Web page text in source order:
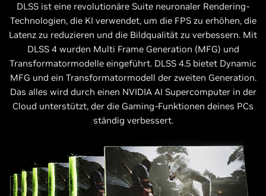
DLSS ist eine revolutionäre Suite neuronaler Rendering-
Technologien, die KI verwendet, um die FPS zu erhöhen, die
Latenz zu reduzieren und die Bildqualität zu verbessern. Mit
DLSS 4 wurden Multi Frame Generation (MFG) und
Transformatormodelle eingeführt. DLSS 4.5 bietet Dynamic
MFG und ein Transformatormodell der zweiten Generation.
Das alles wird durch einen NVIDIA AI Supercomputer in der
Cloud unterstützt, der die Gaming-Funktionen deines PCs
ständig verbessert.